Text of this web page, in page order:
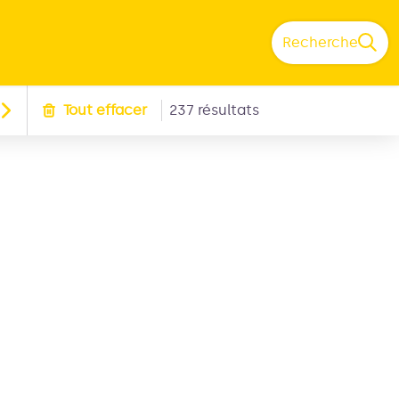
Recherche
Tout effacer 237 résultats